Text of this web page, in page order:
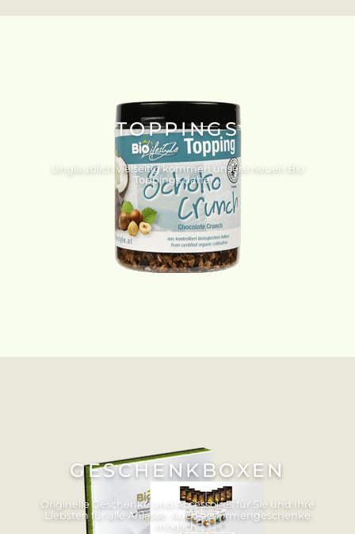
TOPPINGS
Unglaublich vielseitig kommen unsere neuen Bio
Toppings daher...
GESCHENKBOXEN
Originelle Geschenke und Accessoires für Sie und Ihre
Liebsten für alle Anlässe. Auch als Firmengeschenke
möglich.